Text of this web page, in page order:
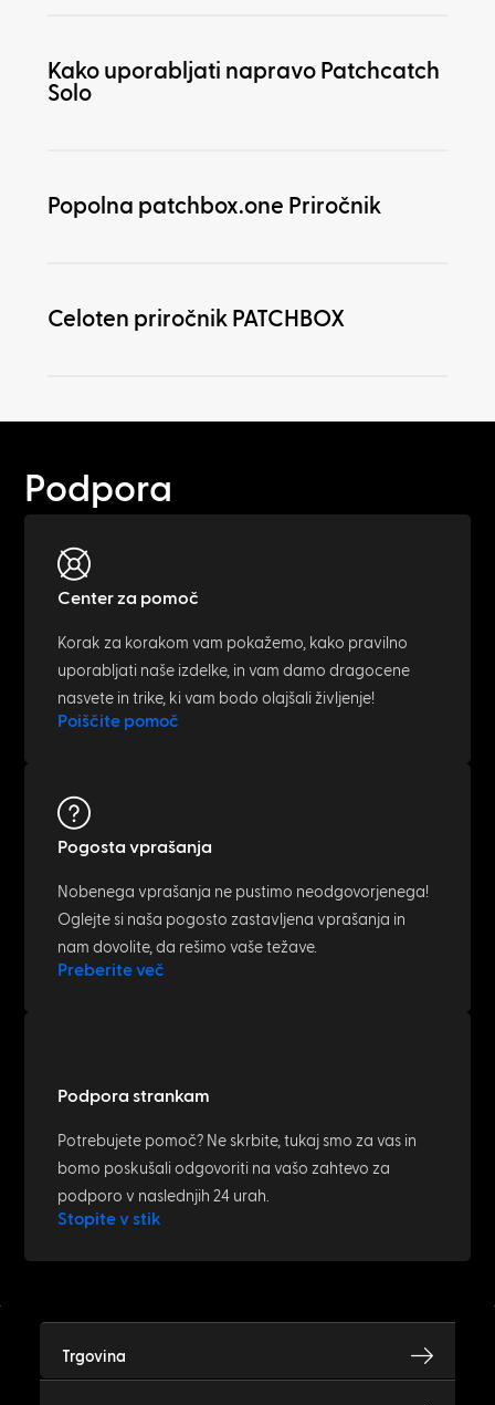
Kako uporabljati napravo Patchcatch
Solo
Popolna patchbox.one Priročnik
Celoten priročnik PATCHBOX
Podpora
Center za pomoč
Korak za korakom vam pokažemo, kako pravilno
uporabljati naše izdelke, in vam damo dragocene
nasvete in trike, ki vam bodo olajšali življenje!
Poiščite pomoč
Pogosta vprašanja
Nobenega vprašanja ne pustimo neodgovorjenega!
Oglejte si naša pogosto zastavljena vprašanja in
nam dovolite, da rešimo vaše težave.
Preberite več
Podpora strankam
Potrebujete pomoč? Ne skrbite, tukaj smo za vas in
bomo poskušali odgovoriti na vašo zahtevo za
podporo v naslednjih 24 urah.
Stopite v stik
Trgovina